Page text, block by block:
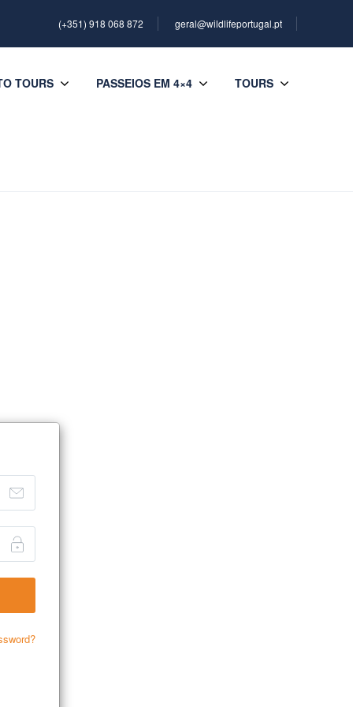
(+351) 918 068 872 geral@wildlifeportugal.pt
TOURS PASSEIOS EM 4×4 TOURS